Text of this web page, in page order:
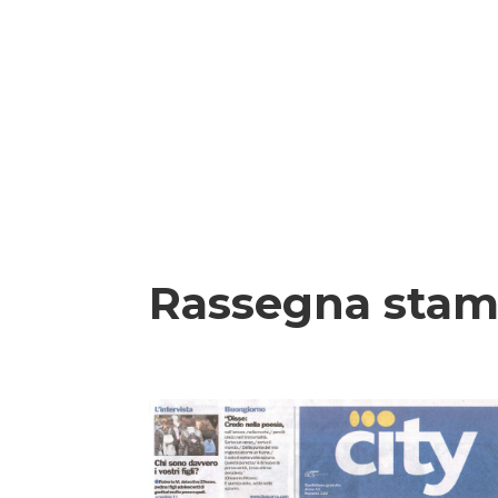
Rassegna